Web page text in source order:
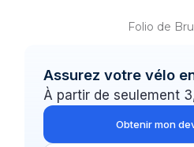
Folio de
Assurez votre vélo
À partir de seulement
Obtenir mon